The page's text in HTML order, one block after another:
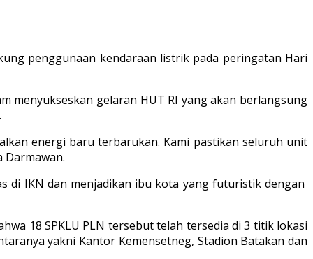
penggunaan kendaraan listrik pada peringatan Hari
menyukseskan gelaran HUT RI yang akan berlangsung
energi baru terbarukan. Kami pastikan seluruh unit
Darmawan.
di IKN dan menjadikan ibu kota yang futuristik dengan
18 SPKLU PLN tersebut telah tersedia di 3 titik lokasi
yakni Kantor Kemensetneg, Stadion Batakan dan